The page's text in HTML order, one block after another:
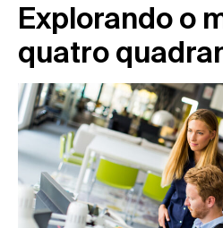
Explorando o
quatro